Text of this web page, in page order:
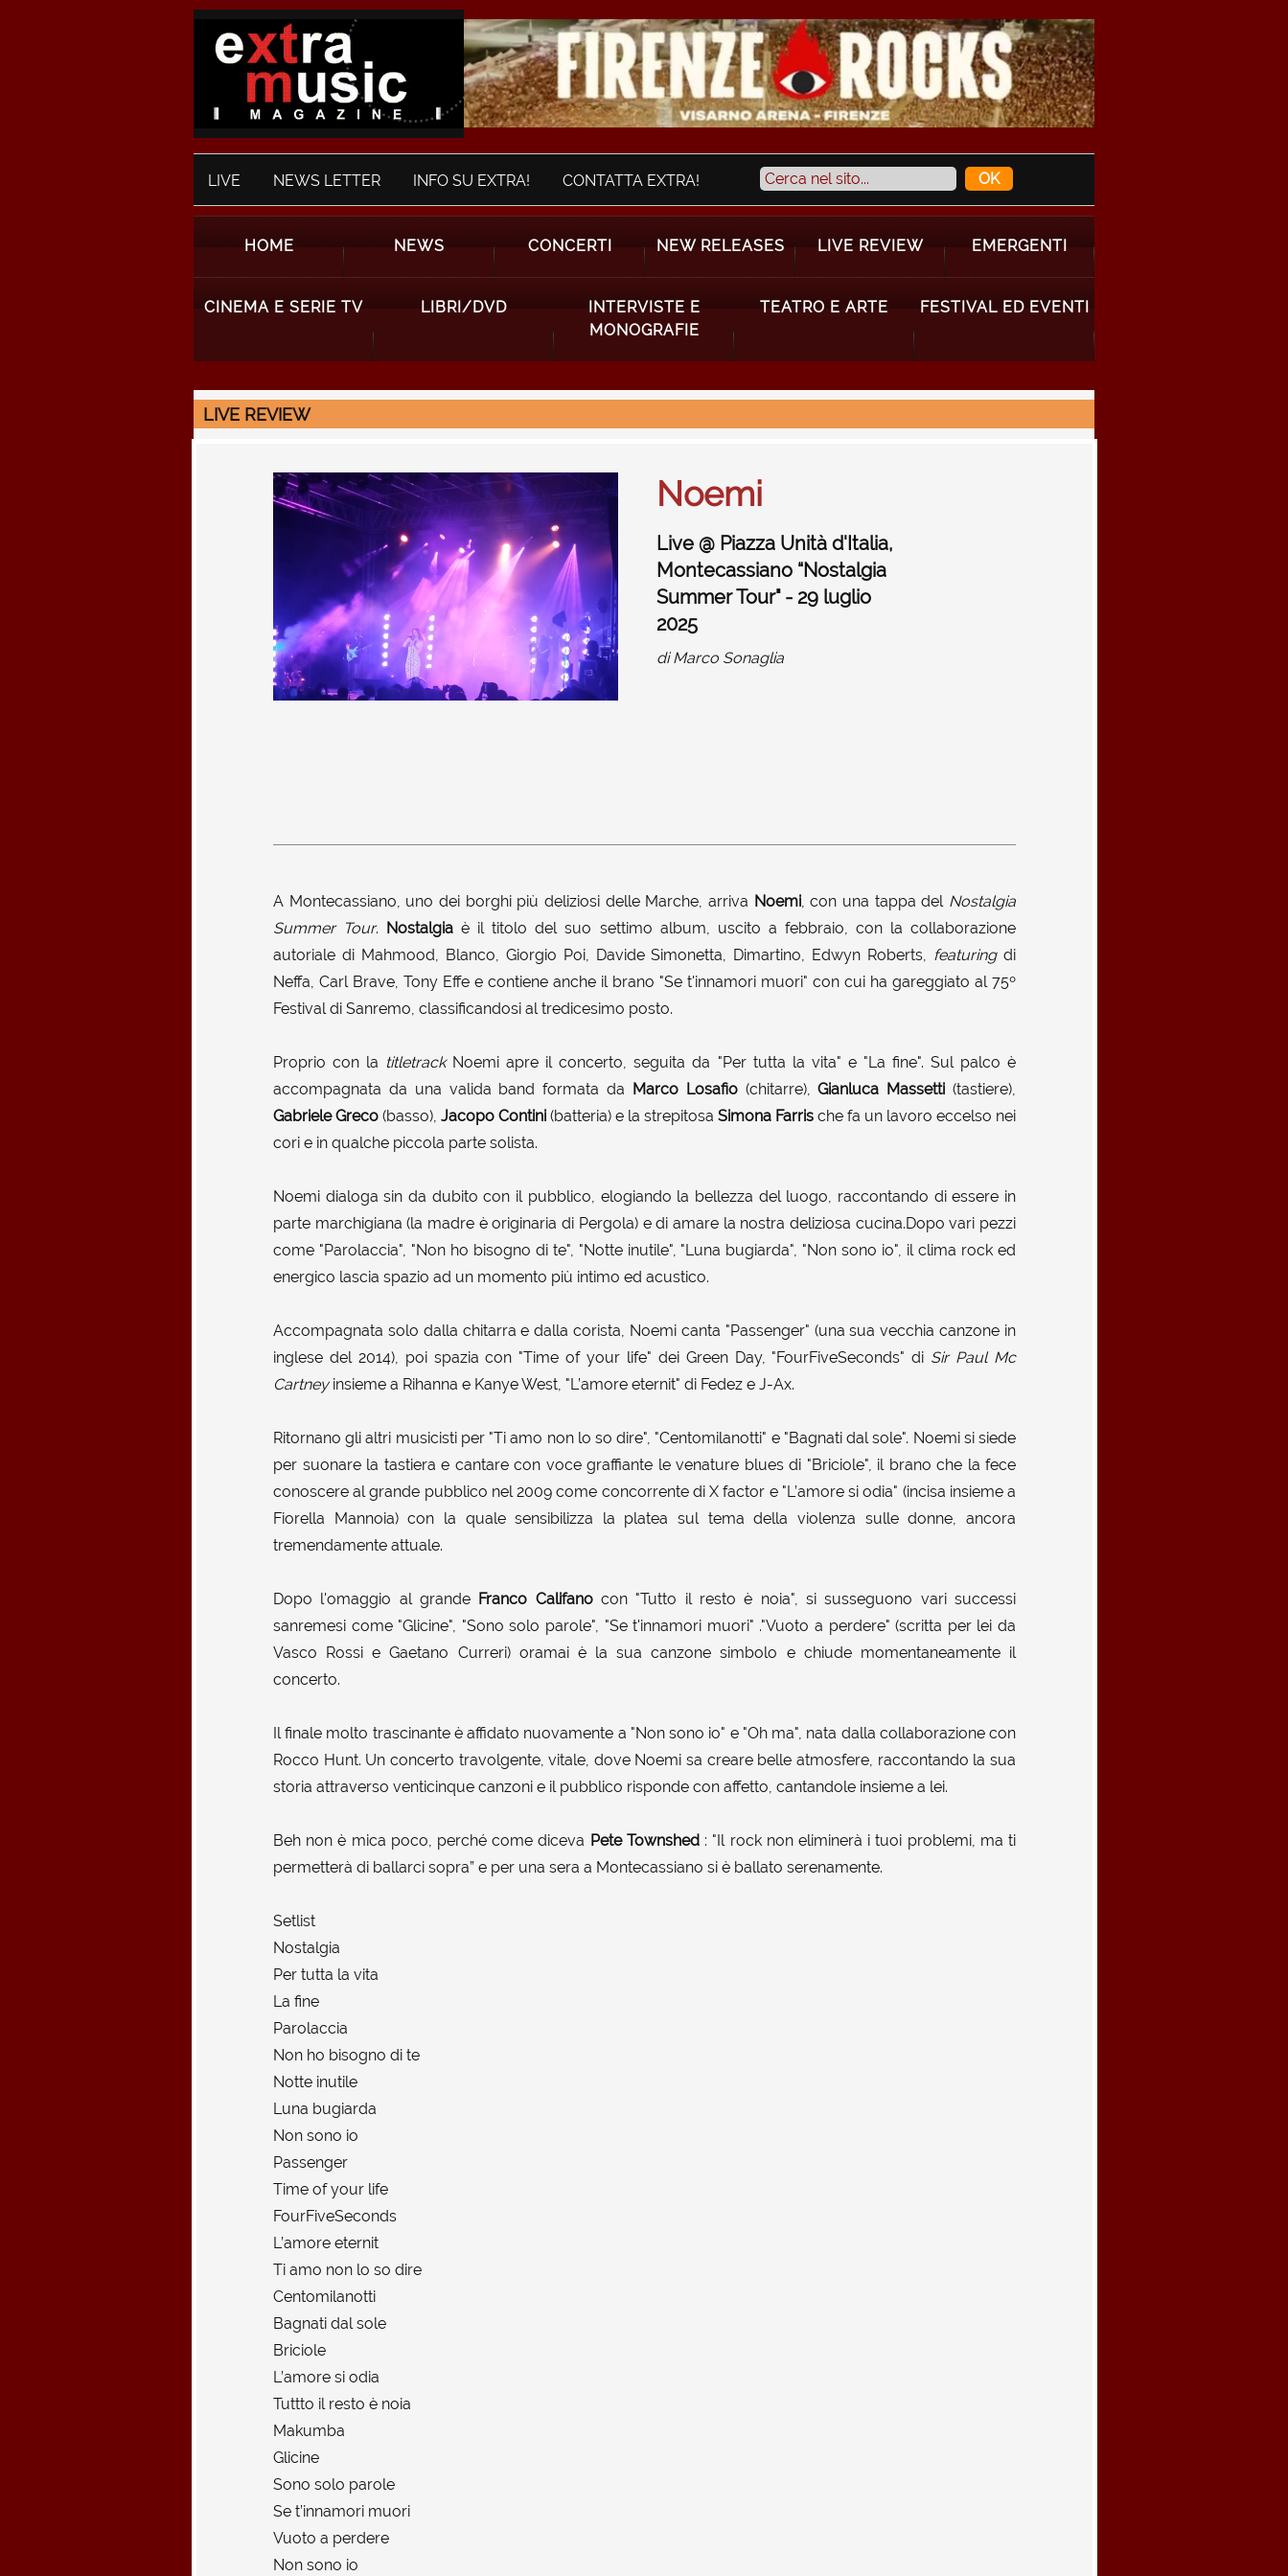
LIVE NEWS LETTER INFO SU EXTRA! CONTATTA EXTRA!
HOME NEWS CONCERTI NEW RELEASES LIVE REVIEW EMERGENTI
CINEMA E SERIE TV LIBRI/DVD
INTERVISTE E
MONOGRAFIE
TEATRO E ARTE FESTIVAL ED EVENTI
LIVE REVIEW
Noemi
Live @ Piazza Unità d'Italia,
Montecassiano “Nostalgia
Summer Tour" - 29 luglio
2025
diMarco Sonaglia
A Montecassiano, uno dei borghi più deliziosi delle Marche, arriva Noemi, con una tappa del Nostalgia
Summer Tour. Nostalgia è il titolo del suo settimo album, uscito a febbraio, con la collaborazione
autoriale di Mahmood, Blanco, Giorgio Poi, Davide Simonetta, Dimartino, Edwyn Roberts, featuringdi
Neffa, Carl Brave, Tony Effe e contiene anche il brano "Se t'innamori muori" con cui ha gareggiato al 75º
Festival di Sanremo, classificandosi al tredicesimo posto.
Proprio con la titletrackNoemi apre il concerto, seguita da "Per tutta la vita" e "La fine". Sul palco è
accompagnata da una valida band formata da Marco Losafio(chitarre),Gianluca Massetti (tastiere),
Gabriele Greco (basso), Jacopo Contini (batteria) e la strepitosa Simona Farris che fa un lavoro eccelso nei
cori e in qualche piccola parte solista.
Noemi dialoga sin da dubito con il pubblico, elogiando la bellezza del luogo, raccontando di essere in
parte marchigiana (la madre è originaria di Pergola) e di amare la nostra deliziosa cucina.Dopo vari pezzi
come "Parolaccia", "Non ho bisogno di te", "Notte inutile", "Luna bugiarda", "Non sono io", il clima rock ed
energico lascia spazio ad un momento più intimo ed acustico.
Accompagnata solo dalla chitarra e dalla corista, Noemi canta "Passenger" (una sua vecchia canzone in
inglese del 2014), poi spazia con "Time of your life" dei Green Day, "FourFiveSeconds" di Sir Paul Mc
Cartneyinsieme a Rihanna e Kanye West, "L’amore eternit" di Fedez e J-Ax.
Ritornano gli altri musicisti per "Ti amo non lo so dire", "Centomilanotti" e "Bagnati dal sole". Noemi si siede
per suonare la tastiera e cantare con voce graffiante le venature blues di "Briciole", il brano che la fece
conoscere al grande pubblico nel 2009 come concorrente di X factor e "L’amore si odia" (incisa insieme a
Fiorella Mannoia) con la quale sensibilizza la platea sul tema della violenza sulle donne, ancora
tremendamente attuale.
Dopo l'omaggio al grande Franco Califanocon "Tutto il resto è noia", si susseguono vari successi
sanremesi come "Glicine", "Sono solo parole", "Se t'innamori muori" ."Vuoto a perdere" (scritta per lei da
Vasco Rossi e Gaetano Curreri) oramai è la sua canzone simbolo e chiude momentaneamente il
concerto.
Il finale molto trascinante è affidato nuovamente a "Non sono io" e "Oh ma", nata dalla collaborazione con
Rocco Hunt. Un concerto travolgente, vitale, dove Noemi sa creare belle atmosfere, raccontando la sua
storia attraverso venticinque canzoni e il pubblico risponde con affetto, cantandole insieme a lei.
Beh non è mica poco, perché come diceva Pete Townshed: "Il rock non eliminerà i tuoi problemi, ma ti
permetterà di ballarci sopra” e per una sera a Montecassiano si è ballato serenamente.
Setlist
Nostalgia
Per tutta la vita
La fine
Parolaccia
Non ho bisogno di te
Notte inutile
Luna bugiarda
Non sono io
Passenger
Time of your life
FourFiveSeconds
L’amore eternit
Ti amo non lo so dire
Centomilanotti
Bagnati dal sole
Briciole
L’amore si odia
Tuttto il resto è noia
Makumba
Glicine
Sono solo parole
Se t’innamori muori
Vuoto a perdere
Non sono io